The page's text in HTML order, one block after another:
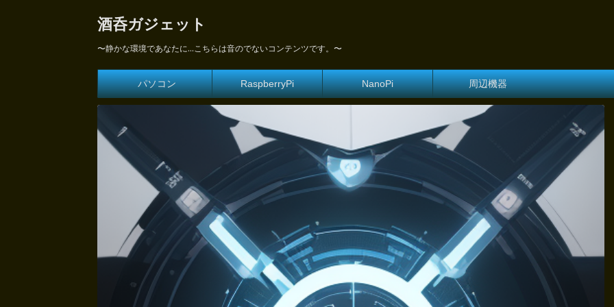
酒呑ガジェット
〜静かな環境であなたに...こちらは音のでないコンテンツです。〜
パソコン RaspberryPi NanoPi 周辺機器